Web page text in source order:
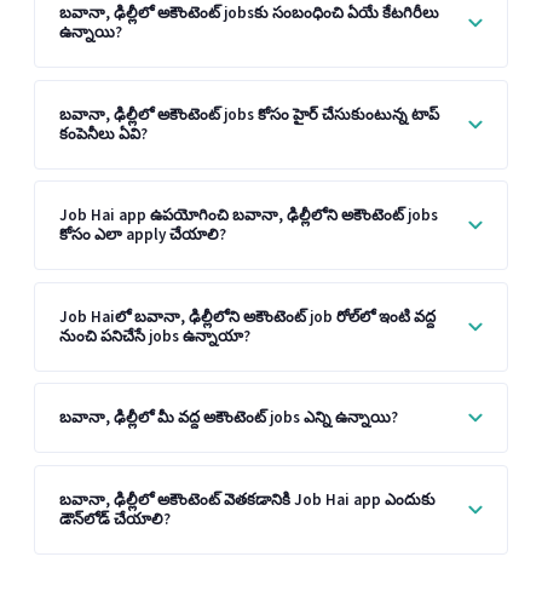
బవానా, ఢిల్లీలో అకౌంటెంట్ jobsకు సంబంధించి ఏయే కేటగిరీలు
ఉన్నాయి?
బవానా, ఢిల్లీలో అకౌంటెంట్ jobs కోసం హైర్ చేసుకుంటున్న టాప్
కంపెనీలు ఏవి?
Job Hai app ఉపయోగించి బవానా, ఢిల్లీలోని అకౌంటెంట్ jobs
కోసం ఎలా apply చేయాలి?
Job Haiలో బవానా, ఢిల్లీలోని అకౌంటెంట్ job రోల్‌లో ఇంటి వద్ద
నుంచి పనిచేసే jobs ఉన్నాయా?
బవానా, ఢిల్లీలో మీ వద్ద అకౌంటెంట్ jobs ఎన్ని ఉన్నాయి?
బవానా, ఢిల్లీలో అకౌంటెంట్ వెతకడానికి Job Hai app ఎందుకు
డౌన్‌లోడ్ చేయాలి?